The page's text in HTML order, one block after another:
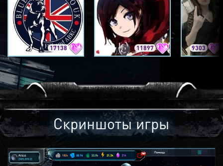
17138 11897 9303
Скриншоты игры